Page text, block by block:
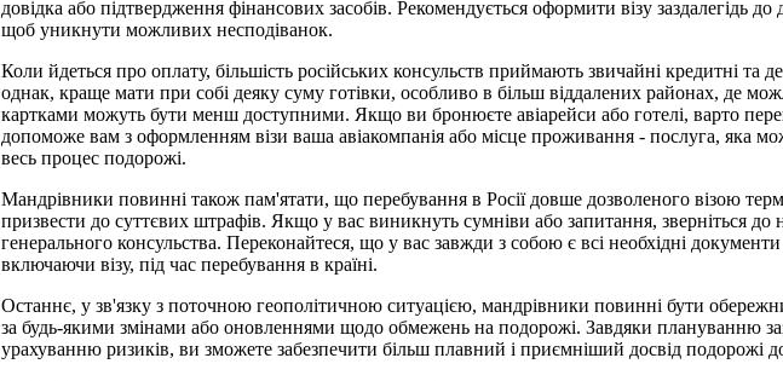
довідка або підтвердження фінансових засобів. Рекомендується оформити візу заздалегідь до
щоб уникнути можливих несподіванок.
Коли йдеться про оплату, більшість російських консульств приймають звичайні кредитні та
однак, краще мати при собі деяку суму готівки, особливо в більш віддалених районах, де
картками можуть бути менш доступними. Якщо ви бронюєте авіарейси або готелі, варто
допоможе вам з оформленням візи ваша авіакомпанія або місце проживання - послуга, яка
весь процес подорожі.
Мандрівники повинні також пам'ятати, що перебування в Росії довше дозволеного візою
призвести до суттєвих штрафів. Якщо у вас виникнуть сумніви або запитання, зверніться до
генерального консульства. Переконайтеся, що у вас завжди з собою є всі необхідні
включаючи візу, під час перебування в країні.
Останнє, у зв'язку з поточною геополітичною ситуацією, мандрівники повинні бути
за будь-якими змінами або оновленнями щодо обмежень на подорожі. Завдяки плануванню
урахуванню ризиків, ви зможете забезпечити більш плавний і приємніший досвід подорожі до